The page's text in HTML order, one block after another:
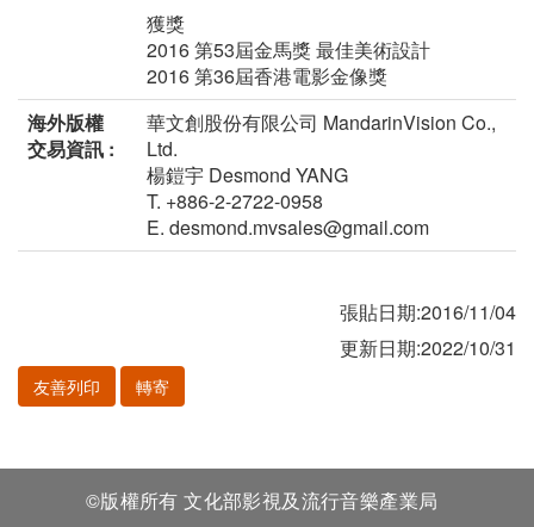
獲獎
2016 第53屆金馬獎 最佳美術設計
2016 第36屆香港電影金像獎
海外版權
交易資訊 :
華文創股份有限公司 MandarinVision Co.,
Ltd.
楊鎧宇 Desmond YANG
T. +886-2-2722-0958
E. desmond.mvsales@gmail.com
張貼日期:2016/11/04
更新日期:2022/10/31
友善列印 轉寄
©版權所有 文化部影視及流行音樂產業局